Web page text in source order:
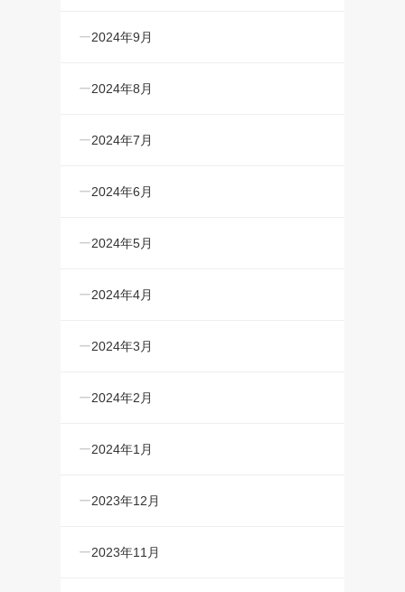
2024年9月
2024年8月
2024年7月
2024年6月
2024年5月
2024年4月
2024年3月
2024年2月
2024年1月
2023年12月
2023年11月